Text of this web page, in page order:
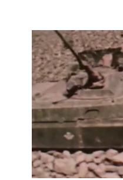
Powstał
dokument
o
autorze
zdjęcia
„afgańskiej
dziewczyny”
Szarbat
Guli